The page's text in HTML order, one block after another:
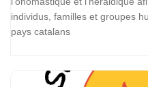
individus, familles et groupes
pays catalans